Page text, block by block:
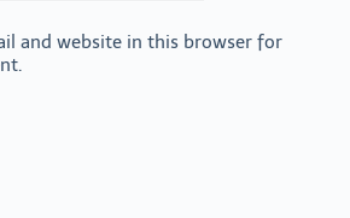
and website in this browser for